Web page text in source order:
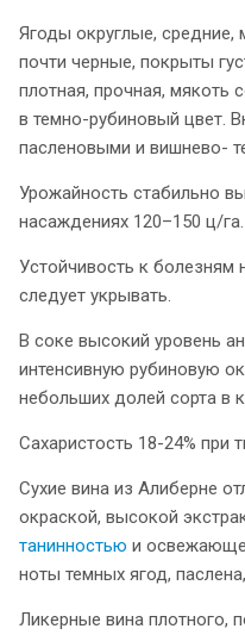
Ягоды округлые, средние,
почти черные, покрыты
плотная, прочная, мякоть
в темно-рубиновый цвет.
пасленовыми и вишнево-
Урожайность стабильно
насаждениях 120–150 ц/га.
Устойчивость к болезням
следует укрывать.
В соке высокий уровень
интенсивную рубиновую
небольших долей сорта в
Сахаристость 18-24% при
Сухие вина из Алиберне
окраской, высокой
танинностью и
ноты темных ягод,
Ликерные вина плотного,